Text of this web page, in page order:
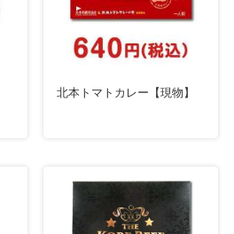
北本トマトカレー【現物】